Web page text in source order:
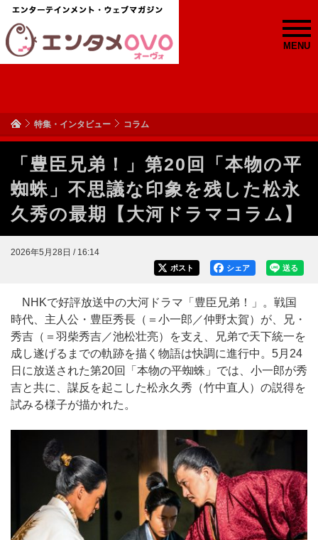
MENU
特集・インタビュー コラム
「豊臣兄弟！」第20回「本物の平
蜘蛛」不思議な印象を残した松永
久秀の最期【大河ドラマコラム】
2026年5月28日 / 16:14
送る
シェア
ポスト
NHKで好評放送中の大河ドラマ「豊臣兄弟！」。戦国
時代、主人公・豊臣秀長（＝小一郎／仲野太賀）が、兄・
秀吉（＝羽柴秀吉／池松壮亮）を支え、兄弟で天下統一を
成し遂げるまでの軌跡を描く物語は快調に進行中。5月24
日に放送された第20回「本物の平蜘蛛」では、小一郎が秀
吉と共に、謀反を起こした松永久秀（竹中直人）の説得を
試みる様子が描かれた。